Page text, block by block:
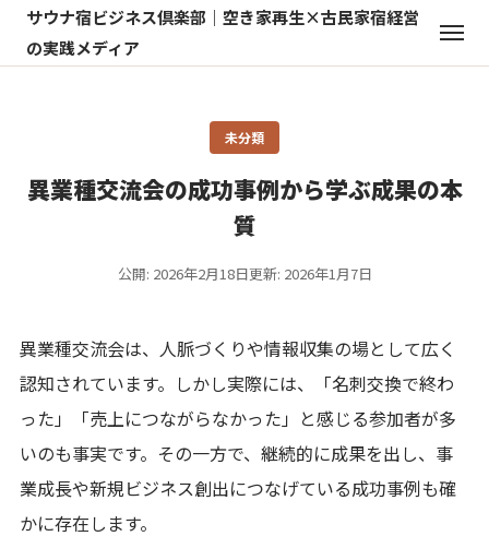
サウナ宿ビジネス倶楽部｜空き家再生×古民家宿経営
の実践メディア
未分類
異業種交流会の成功事例から学ぶ成果の本
質
公開: 2026年2月18日更新: 2026年1月7日
異業種交流会は、人脈づくりや情報収集の場として広く
認知されています。しかし実際には、「名刺交換で終わ
った」「売上につながらなかった」と感じる参加者が多
いのも事実です。その一方で、継続的に成果を出し、事
業成長や新規ビジネス創出につなげている成功事例も確
かに存在します。